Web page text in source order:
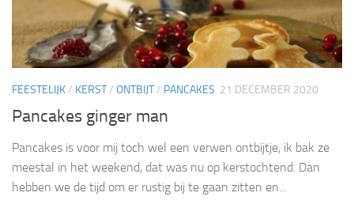
FEESTELIJK/ KERST/ ONTBIJT/ PANCAKES 21 DECEMBER 2020
Pancakes ginger man
Pancakes is voor mij toch wel een verwen ontbijtje, ik bak ze
meestal in het weekend, dat was nu op kerstochtend. Dan
hebben we de tijd om er rustig bij te gaan zitten en...